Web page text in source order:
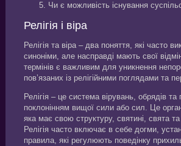
Чи є можливість існування
Релігія і віра
Релігія та віра – два поняття, які часто
синоніми, але насправді мають свої
термінів є важливим для уникнення
пов’язаних із релігійними поглядами та
Релігія – це система вірувань, обрядів та
поклонінням вищої сили або сил. Це
яка має свою структуру, святині, свята
Релігія часто включає в себе догми,
правила, які регулюють поведінку